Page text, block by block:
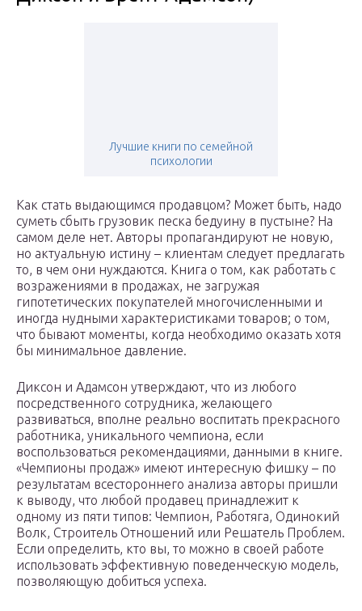
Лучшие книги по семейной
психологии
Как стать выдающимся продавцом? Может быть, надо
суметь сбыть грузовик песка бедуину в пустыне? На
самом деле нет. Авторы пропагандируют не новую,
но актуальную истину – клиентам следует предлагать
то, в чем они нуждаются. Книга о том, как работать с
возражениями в продажах, не загружая
гипотетических покупателей многочисленными и
иногда нудными характеристиками товаров; о том,
что бывают моменты, когда необходимо оказать хотя
бы минимальное давление.
Диксон и Адамсон утверждают, что из любого
посредственного сотрудника, желающего
развиваться, вполне реально воспитать прекрасного
работника, уникального чемпиона, если
воспользоваться рекомендациями, данными в книге.
«Чемпионы продаж» имеют интересную фишку – по
результатам всестороннего анализа авторы пришли
к выводу, что любой продавец принадлежит к
одному из пяти типов: Чемпион, Работяга, Одинокий
Волк, Строитель Отношений или Решатель Проблем.
Если определить, кто вы, то можно в своей работе
использовать эффективную поведенческую модель,
позволяющую добиться успеха.